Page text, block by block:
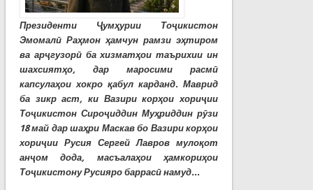
Президенти Ҷумҳурии Тоҷикистон
Эмомалӣ Раҳмон ҳамчун рамзи эҳтиром
ва арҷгузорӣ ба хизматҳои таърихии ин
шахсиятҳо, дар маросими расмӣ
капсулаҳои хокро қабул карданд. Маврид
ба зикр аст, ки Вазири корҳои хориҷии
Тоҷикистон Сироҷиддин Муҳриддин рӯзи
18 май дар шаҳри Маскав бо Вазири корҳои
хориҷии Русия Сергей Лавров мулоқот
анҷом дода, масъалаҳои ҳамкориҳои
Тоҷикистону Русияро баррасӣ намуд...